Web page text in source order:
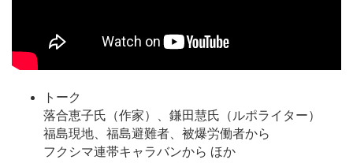
トーク
落合恵子氏（作家）、鎌田慧氏（ルポライター）
福島現地、福島避難者、被爆労働者から
フクシマ連帯キャラバンから ほか